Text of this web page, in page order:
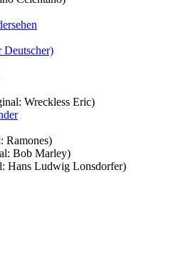
Deutscher)
Wreckless Eric)
Ramones)
Bob Marley)
Hans Ludwig Lonsdorfer)